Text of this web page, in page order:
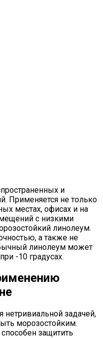
и
Применяется не только
местах, офисах и на
с низкими
линолеум.
а также не
линолеум может
-10 градусах.
нетривиальной задачей,
морозостойким.
защитить